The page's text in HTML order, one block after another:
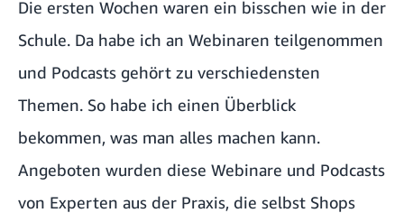
Die ersten Wochen waren ein bisschen wie in der
Schule. Da habe ich an Webinaren teilgenommen
und Podcasts gehört zu verschiedensten
Themen. So habe ich einen Überblick
bekommen, was man alles machen kann.
Angeboten wurden diese Webinare und Podcasts
von Experten aus der Praxis, die selbst Shops